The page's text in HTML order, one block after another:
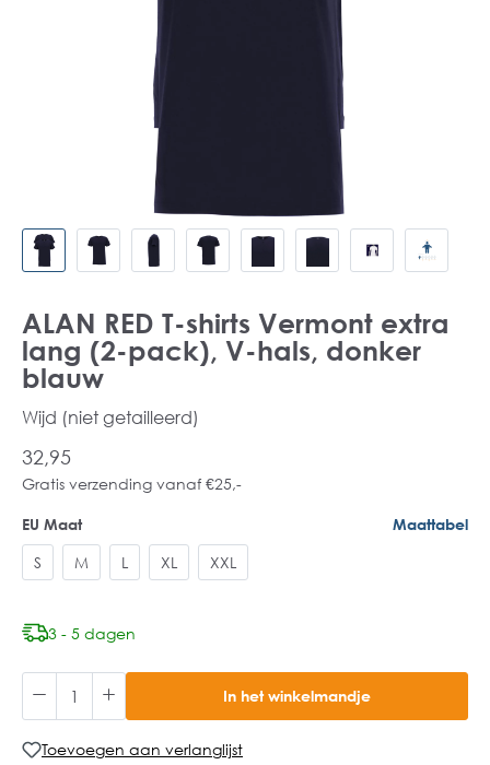
ALAN RED T-shirts Vermont extra
lang (2-pack), V-hals, donker
blauw
Wijd (niet getailleerd)
32,95
Gratis verzending vanaf €25,-
EU Maat Maattabel
S M L XL XXL
3 - 5 dagen
In het winkelmandje
Toevoegen aan verlanglijst